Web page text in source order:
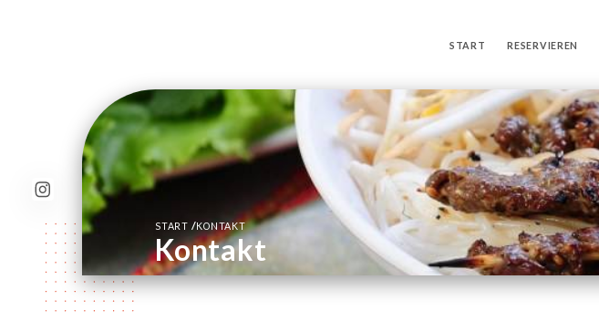
START RESERVIEREN
START /KONTAKT
Kontakt